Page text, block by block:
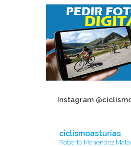
Instagram
ciclismoasturias
Roberto Menéndez